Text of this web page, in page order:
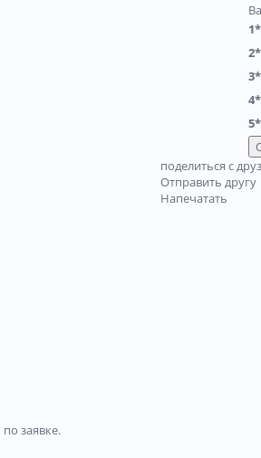
1*
2*
3*
4*
5*
поделиться с
Отправить другу
Напечатать
заявке.